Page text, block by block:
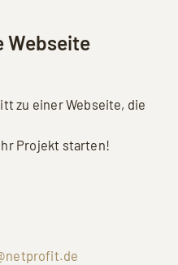
Webseite
zu einer Webseite, die
Projekt starten!